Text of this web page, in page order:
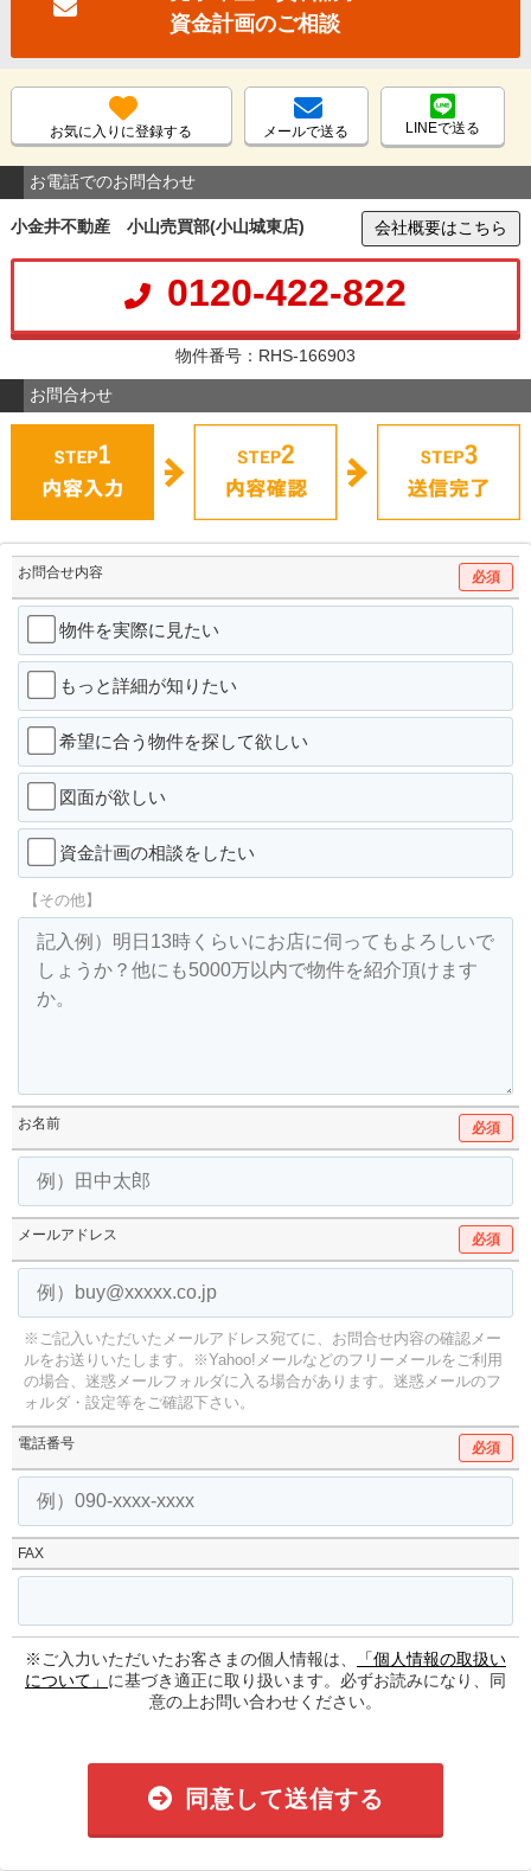
資金計画のご相談
お気に入りに登録する メールで送る LINEで送る
お電話でのお問合わせ
小金井不動産 小山売買部(小山城東店) 会社概要はこちら
0120-422-822
物件番号：RHS-166903
お問合わせ
お問合せ内容 必須
物件を実際に見たい
もっと詳細が知りたい
希望に合う物件を探して欲しい
図面が欲しい
資金計画の相談をしたい
【その他】
お名前 必須
メールアドレス 必須
※ご記入いただいたメールアドレス宛てに、お問合せ内容の確認メー
ルをお送りいたします。
※Yahoo!メールなどのフリーメールをご利用
の場合、迷惑メールフォルダに入る場合があります。 迷惑メールのフ
ォルダ・設定等をご確認下さい。
電話番号 必須
FAX
※ご入力いただいたお客さまの個人情報は、
「個人情報の取扱い
について」 に基づき適正に取り扱います。必ずお読みになり、同
意の上お問い合わせください。
同意して送信する